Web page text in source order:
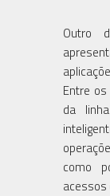
Outro
Entre
da
como
acessos